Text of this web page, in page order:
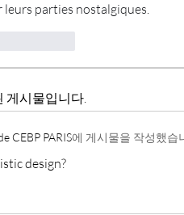
leurs parties nostalgiques.
게시물입니다.
CEBP PARIS에 게시물을 작성했습
design?